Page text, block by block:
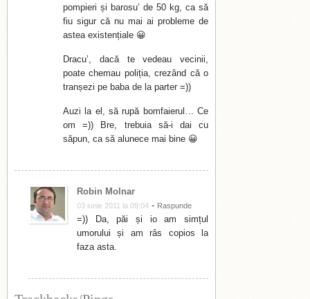
pompieri și barosu’ de 50 kg, ca să
fiu sigur că nu mai ai probleme de
astea existențiale 😀
Dracu’, dacă te vedeau vecinii,
poate chemau poliția, crezând că o
tranșezi pe baba de la parter =))
Auzi la el, să rupă bomfaierul… Ce
om =)) Bre, trebuia să-i dai cu
săpun, ca să alunece mai bine 😀
Robin Molnar
03 iunie 2011 la 09:04 - Raspunde
=)) Da, păi și io am simțul
umorului și am râs copios la
faza asta.